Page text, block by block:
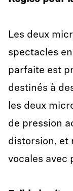
Les deux
spectacles
parfaite est
destinés à
les deux
de pression
distorsion, et
vocales avec